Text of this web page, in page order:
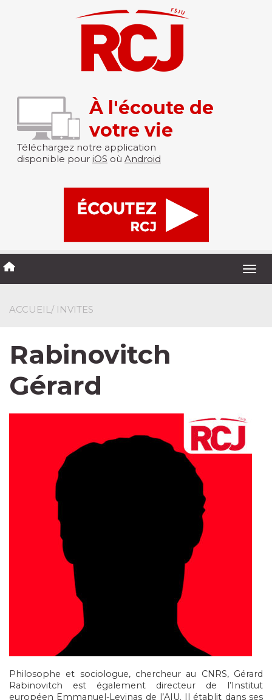
À l'écoute de
votre vie
Téléchargez notre application
disponible pour iOS où Android
ACCUEIL/ INVITES
Rabinovitch
Gérard
Philosophe et sociologue, chercheur au CNRS, Gérard
Rabinovitch est également directeur de l’Institut
européen Emmanuel-Levinas de l’AIU. Il établit dans ses